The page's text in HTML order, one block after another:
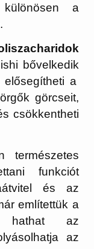
különösen a
bővelkedik
elősegítheti a
görcseit,
csökkentheti
természetes
funkciót
és az
említettük a
hathat az
az